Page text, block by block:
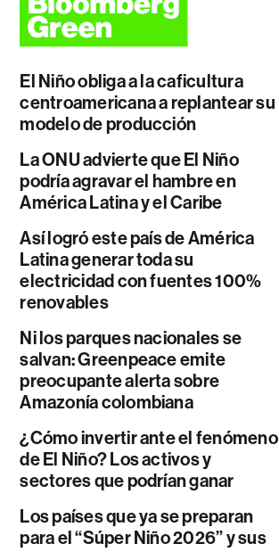
El Niño obliga a la caficultura
centroamericana a replantear su
modelo de producción
La ONU advierte que El Niño
podría agravar el hambre en
América Latina y el Caribe
Así logró este país de América
Latina generar toda su
electricidad con fuentes 100%
renovables
Ni los parques nacionales se
salvan: Greenpeace emite
preocupante alerta sobre
Amazonía colombiana
¿Cómo invertir ante el fenómeno
de El Niño? Los activos y
sectores que podrían ganar
Los países que ya se preparan
para el “Súper Niño 2026” y sus